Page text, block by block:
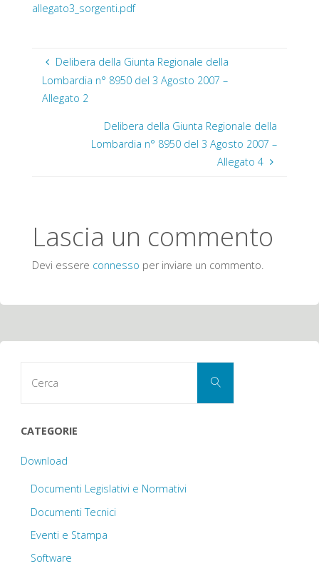
allegato3_sorgenti.pdf
Delibera della Giunta Regionale della
Lombardia n° 8950 del 3 Agosto 2007 –
Allegato 2
Delibera della Giunta Regionale della
Lombardia n° 8950 del 3 Agosto 2007 –
Allegato 4
Lascia un commento
Devi essere connesso per inviare un commento.
Cerca
CATEGORIE
Download
Documenti Legislativi e Normativi
Documenti Tecnici
Eventi e Stampa
Software